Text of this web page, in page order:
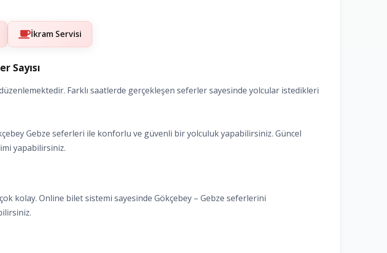
İkram Servisi
Sayısı
Farklı saatlerde gerçekleşen seferler sayesinde yolcular istedikleri
Gebze seferleri ile konforlu ve güvenli bir yolculuk yapabilirsiniz. Güncel
yapabilirsiniz.
kolay. Online bilet sistemi sayesinde Gökçebey – Gebze seferlerini